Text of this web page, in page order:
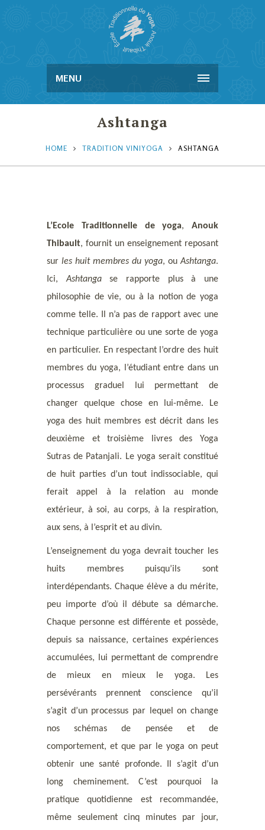
MENU
Ashtanga
HOME TRADITION VINIYOGA ASHTANGA
L’Ecole Traditionnelle de yoga, Anouk
Thibault, fournit un enseignement reposant
sur les huit membres du yoga, ouAshtanga.
Ici,Ashtangase rapporte plus à une
philosophie de vie, ou à la notion de yoga
comme telle. Il n’a pas de rapport avec une
technique particulière ou une sorte de yoga
en particulier. En respectant l’ordre des huit
membres du yoga, l’étudiant entre dans un
processus graduel lui permettant de
changer quelque chose en lui-même. Le
yoga des huit membres est décrit dans les
deuxième et troisième livres des Yoga
Sutras de Patanjali. Le yoga serait constitué
de huit parties d’un tout indissociable, qui
ferait appel à la relation au monde
extérieur, à soi, au corps, à la respiration,
aux sens, à l’esprit et au divin.
L’enseignement du yoga devrait toucher les
huits membres puisqu’ils sont
interdépendants. Chaque élève a du mérite,
peu importe d’où il débute sa démarche.
Chaque personne est différente et possède,
depuis sa naissance, certaines expériences
accumulées, lui permettant de comprendre
de mieux en mieux le yoga. Les
persévérants prennent conscience qu’il
s’agit d’un processus par lequel on change
nos schémas de pensée et de
comportement, et que par le yoga on peut
obtenir une santé profonde. Il s’agit d’un
long cheminement. C’est pourquoi la
pratique quotidienne est recommandée,
même seulement cinq minutes par jour,